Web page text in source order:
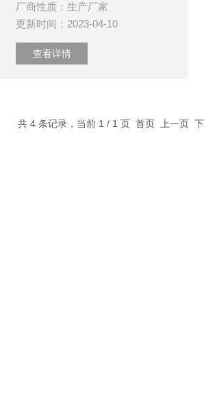
厂商性质：生产厂家
更新时间：2023-04-10
查看详情
共 4 条记录，当前 1 / 1 页 首页 上一页